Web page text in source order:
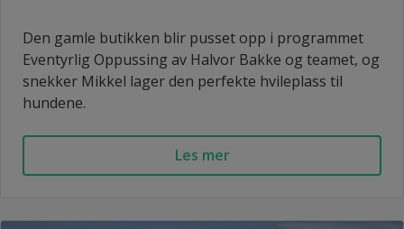
Den gamle butikken blir pusset opp i programmet
Eventyrlig Oppussing av Halvor Bakke og teamet, og
snekker Mikkel lager den perfekte hvileplass til
hundene.
Les mer